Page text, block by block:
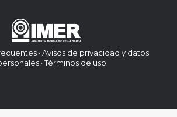
· Avisos de privacidad y datos
· Términos de uso